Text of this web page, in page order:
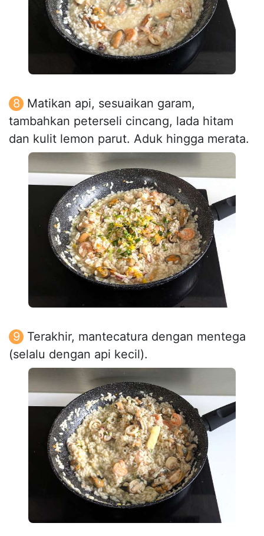
Matikan api, sesuaikan garam,
tambahkan peterseli cincang, lada hitam
dan kulit lemon parut. Aduk hingga merata.
Terakhir, mantecatura dengan mentega
(selalu dengan api kecil).